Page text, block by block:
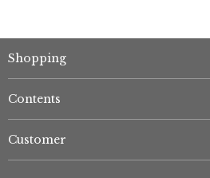
Shopping
Contents
Customer